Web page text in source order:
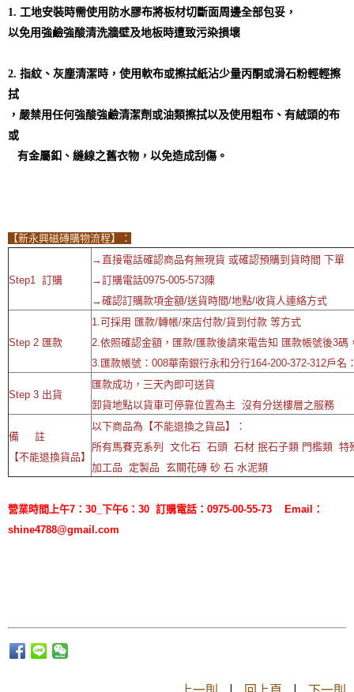
1. 工地安裝時需使用防水膠布將板材切斷面周邊全部包妥，
以免用強鹼強酸清洗牆壁及地板時遭致污染損壞
2. 指紋、灰塵清潔時，使用軟布或擦拭紙沾少量丙酮或滑石粉輕輕擦
拭
，嚴禁用任何強酸強鹼清潔劑或油類擦拭以及使用粗布、有絨頭的布
或
有金屬釦、縫線之舊衣物，以免造成刮傷。
【新永興磁磚購物流程】：
Step1 訂購
→直接電話確認商品有無現貨 或確認預購到貨時間 下單
→訂購電話0975-005-573陳
→確認訂購款項金額/送貨時間/地點/收貨人連絡方式
Step 2 匯款
1.可採用 匯款/轉帳/來店付款/貨到付款 等方式
2.依照確認金額，匯款/匯款後請來電告知 匯款帳號後3碼
3.匯款帳號：008華南銀行永和分行164-200-372-312戶名
Step 3 出貨
匯款成功，三天內即可送貨
卸貨地點以貨車可停靠位置為主 沒有分送樓層之服務
備 註
【不能退換貨品】
以下商品為【不能退換之貨品】：
所有馬賽克系列 文化石 石頭 石材 抿石子類 門檻類 特
加工品 定製品 玄關花磚 砂 石 水泥類
營業時間上午7：30_下午6：30 訂購電話：0975-00-55-73 Email：
shine4788@gmail.com